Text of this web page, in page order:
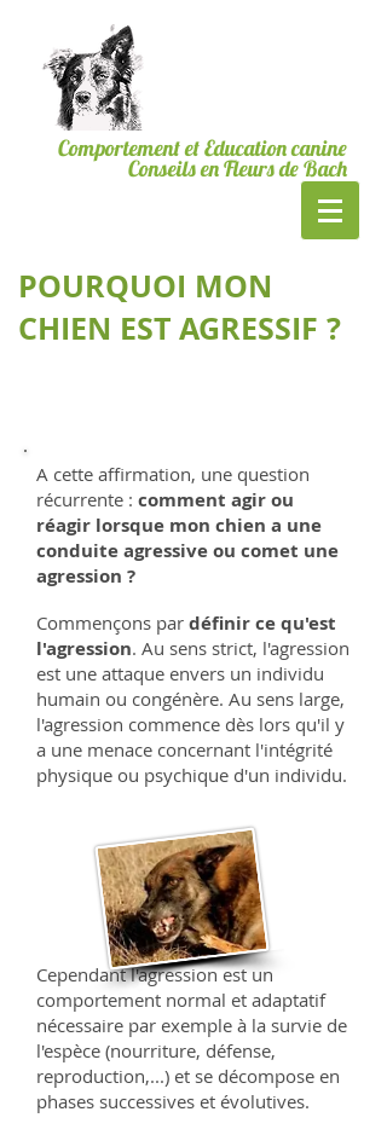
Comportement et Education canine
Conseils en Fleurs de Bach
POURQUOI MON
CHIEN EST AGRESSIF ?
A cette affirmation, une question
récurrente : comment agir ou
réagir lorsque mon chien a une
conduite agressive ou comet une
agression ?
Commençons par définir ce qu'est
l'agression. Au sens strict, l'agression
est une attaque envers un individu
humain ou congénère. Au sens large,
l'agression commence dès lors qu'il y
a une menace concernant l'intégrité
physique ou psychique d'un individu.
Cependant l'agression est un
comportement normal et adaptatif
nécessaire par exemple à la survie de
l'espèce (nourriture, défense,
reproduction,...) et se décompose en
phases successives et évolutives.